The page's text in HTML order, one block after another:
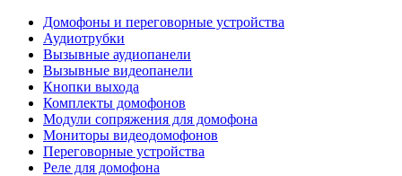
Домофоны и переговорные устройства
Аудиотрубки
Вызывные аудиопанели
Вызывные видеопанели
Кнопки выхода
Комплекты домофонов
Модули сопряжения для домофона
Мониторы видеодомофонов
Переговорные устройства
Реле для домофона